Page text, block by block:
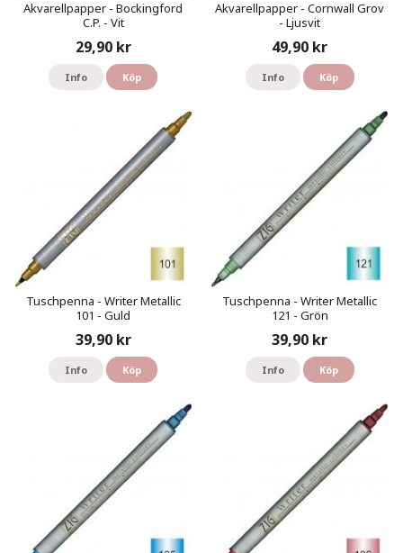
Akvarellpapper - Bockingford
C.P. - Vit
29,90 kr
Info Köp
Akvarellpapper - Cornwall Grov
- Ljusvit
49,90 kr
Info Köp
Tuschpenna - Writer Metallic
101 - Guld
39,90 kr
Info Köp
Tuschpenna - Writer Metallic
121 - Grön
39,90 kr
Info Köp